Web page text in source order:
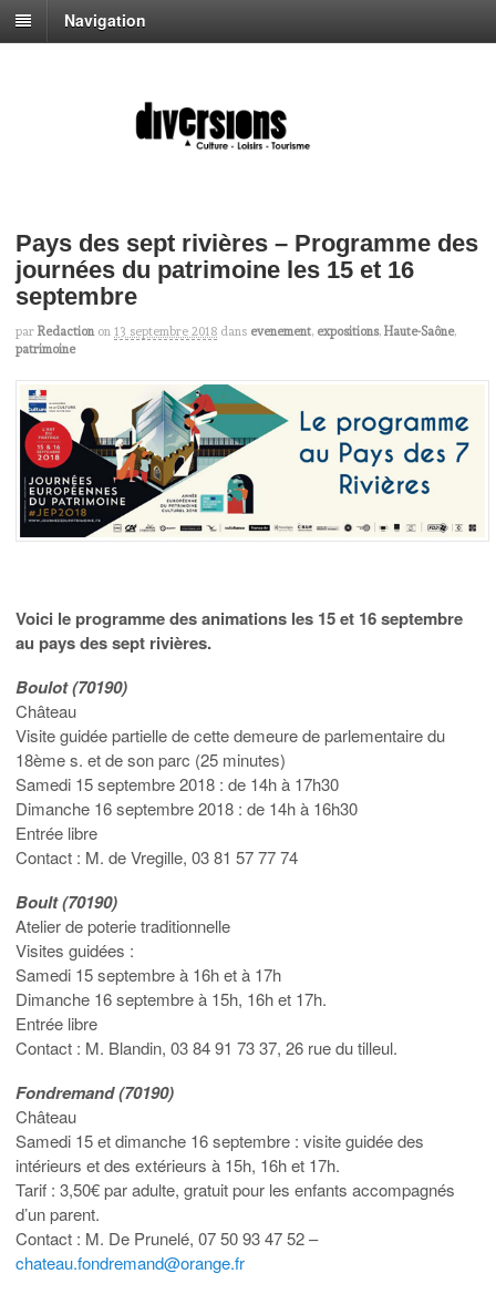
Navigation
Pays des sept rivières – Programme des
journées du patrimoine les 15 et 16
septembre
par Redaction on 13 septembre 2018 dans evenement, expositions, Haute-Saône,
patrimoine
Voici le programme des animations les 15 et 16 septembre
au pays des sept rivières.
Boulot (70190)
Château
Visite guidée partielle de cette demeure de parlementaire du
18ème s. et de son parc (25 minutes)
Samedi 15 septembre 2018 : de 14h à 17h30
Dimanche 16 septembre 2018 : de 14h à 16h30
Entrée libre
Contact : M. de Vregille, 03 81 57 77 74
Boult (70190)
Atelier de poterie traditionnelle
Visites guidées :
Samedi 15 septembre à 16h et à 17h
Dimanche 16 septembre à 15h, 16h et 17h.
Entrée libre
Contact : M. Blandin, 03 84 91 73 37, 26 rue du tilleul.
Fondremand (70190)
Château
Samedi 15 et dimanche 16 septembre : visite guidée des
intérieurs et des extérieurs à 15h, 16h et 17h.
Tarif : 3,50€ par adulte, gratuit pour les enfants accompagnés
d’un parent.
Contact : M. De Prunelé, 07 50 93 47 52 –
chateau.fondremand@orange.fr